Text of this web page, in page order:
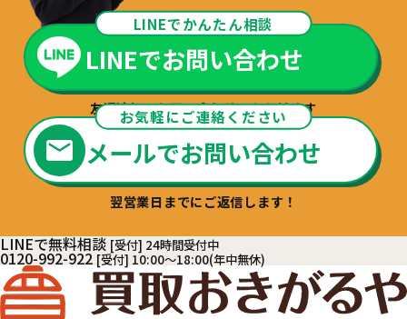
LINEでかんたん相談
LINEでお問い合わせ
友達追加でお問い合わせいただけます
お気軽にご連絡ください
メールでお問い合わせ
翌営業日までにご返信します！
LINEで無料相談 [受付] 24時間受付中
0120-992-922 [受付] 10:00～18:00(年中無休)